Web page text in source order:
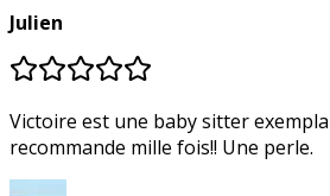
Julien
Victoire est une baby sitter
recommande mille fois!! Une perle.